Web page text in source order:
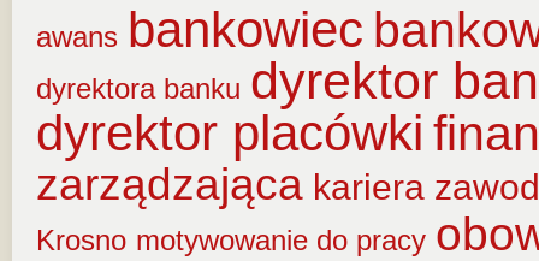
awans bankowiec
dyrektora banku dyrektor
dyrektor placówki
zarządzająca kariera
Krosno motywowanie do pracy